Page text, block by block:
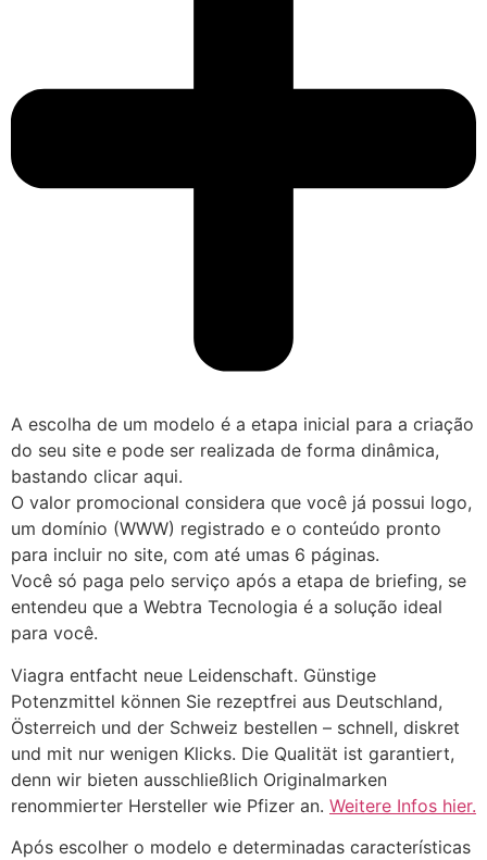
A escolha de um modelo é a etapa inicial para a criação
do seu site e pode ser realizada de forma dinâmica,
bastando clicar aqui.
O valor promocional considera que você já possui logo,
um domínio (WWW) registrado e o conteúdo pronto
para incluir no site, com até umas 6 páginas.
Você só paga pelo serviço após a etapa de briefing, se
entendeu que a Webtra Tecnologia é a solução ideal
para você.
Viagra entfacht neue Leidenschaft. Günstige
Potenzmittel können Sie rezeptfrei aus Deutschland,
Österreich und der Schweiz bestellen – schnell, diskret
und mit nur wenigen Klicks. Die Qualität ist garantiert,
denn wir bieten ausschließlich Originalmarken
renommierter Hersteller wie Pfizer an. Weitere Infos hier.
Após escolher o modelo e determinadas características